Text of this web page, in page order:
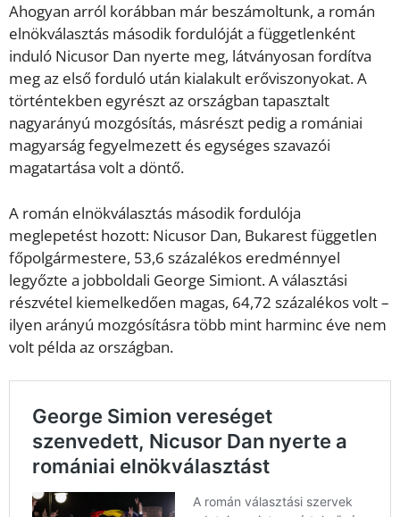
Ahogyan arról korábban már beszámoltunk, a román
elnökválasztás második fordulóját a függetlenként
induló Nicusor Dan nyerte meg, látványosan fordítva
meg az első forduló után kialakult erőviszonyokat. A
történtekben egyrészt az országban tapasztalt
nagyarányú mozgósítás, másrészt pedig a romániai
magyarság fegyelmezett és egységes szavazói
magatartása volt a döntő.
A román elnökválasztás második fordulója
meglepetést hozott: Nicusor Dan, Bukarest független
főpolgármestere, 53,6 százalékos eredménnyel
legyőzte a jobboldali George Simiont. A választási
részvétel kiemelkedően magas, 64,72 százalékos volt –
ilyen arányú mozgósításra több mint harminc éve nem
volt példa az országban.